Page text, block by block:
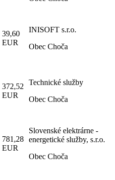
39,60
EUR
INISOFT s.r.o.
Obec Choča
372,52
EUR
Technické služby
Obec Choča
781,28
EUR
Slovenské elektrárne -
energetické služby, s.r.o.
Obec Choča